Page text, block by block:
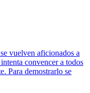
vuelven aficionados a
convencer a todos
Para demostrarlo se